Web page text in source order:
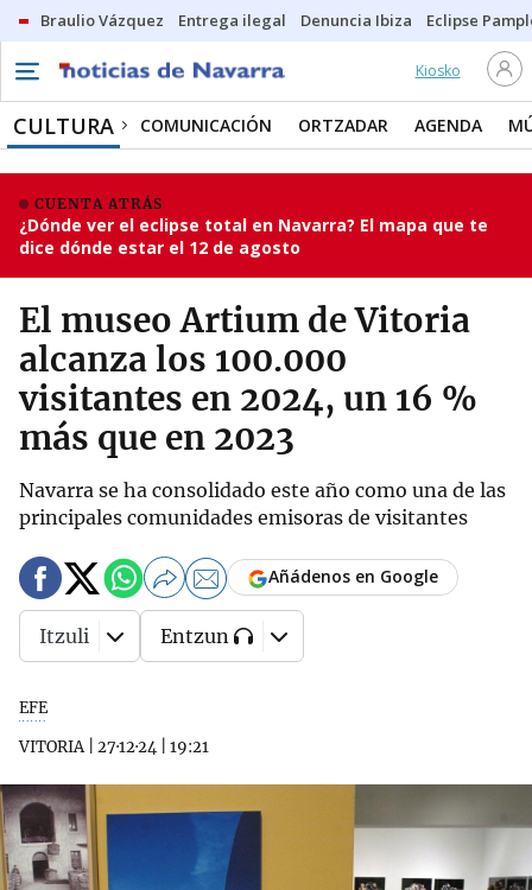
Braulio Vázquez Entrega ilegal Denuncia Ibiza Eclipse
Kiosko
CULTURA COMUNICACIÓN ORTZADAR AGENDA
CUENTA ATRÁS
¿Dónde ver el eclipse total en Navarra? El mapa que te
dice dónde estar el 12 de agosto
El museo Artium de Vitoria
alcanza los 100.000
visitantes en 2024, un 16 %
más que en 2023
Navarra se ha consolidado este año como una de las
principales comunidades emisoras de visitantes
EFE
VITORIA| 27·12·24 19:21
Añádenos en Google
Itzuli Entzun